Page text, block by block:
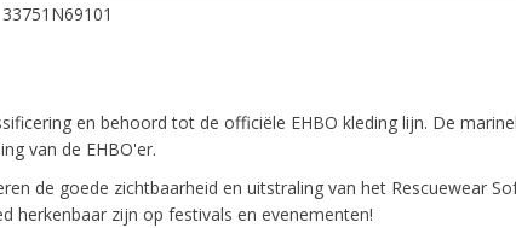
33751N69101
en behoord tot de officiële EHBO kleding lijn. De
van de EHBO'er.
de goede zichtbaarheid en uitstraling van het Rescuewear
herkenbaar zijn op festivals en evenementen!